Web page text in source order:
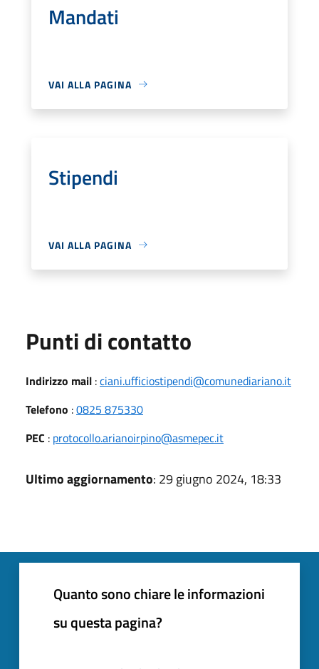
Mandati
VAI ALLA PAGINA
Stipendi
VAI ALLA PAGINA
Punti di contatto
Indirizzo mail :ciani.ufficiostipendi@comunediariano.it
Telefono :0825 875330
PEC : protocollo.arianoirpino@asmepec.it
Ultimo aggiornamento: 29 giugno 2024, 18:33
Quanto sono chiare le informazioni
su questa pagina?